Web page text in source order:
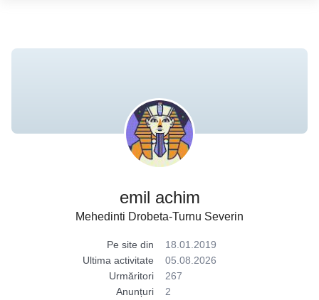
emil achim
Mehedinti Drobeta-Turnu Severin
Pe site din
18.01.2019
Ultima activitate
05.08.2026
Urmăritori
267
Anunțuri
2